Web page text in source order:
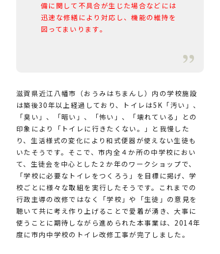
備に関して不具合が生じた場合などには
迅速な修繕により対応し、機能の維持を
図ってまいります。
滋賀県近江八幡市（おうみはちまんし）内の学校施設
は築後30年以上経過しており、トイレは5K「汚い」、
「臭い」、「暗い」、「怖い」、「壊れている」との
印象により「トイレに行きたくない。」と我慢した
り、生活様式の変化により和式便器が使えない生徒も
いたそうです。そこで、市内全４か所の中学校におい
て、生徒会を中心とした２か年のワークショップで、
「学校に必要なトイレをつくろう」を目標に掲げ、学
校ごとに様々な取組を実行したそうです。これまでの
行政主導の改修ではなく「学校」や「生徒」の意見を
聴いて共に考え作り上げることで愛着が湧き、大事に
使うことに期待しながら進められた本事業は、2014年
度に市内中学校のトイレ改修工事が完了しました。